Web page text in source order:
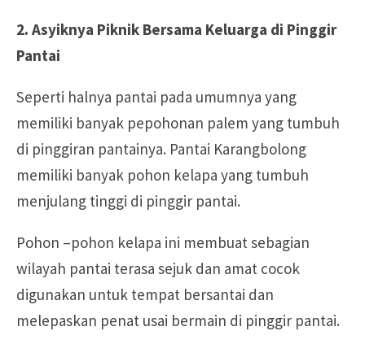
2. Asyiknya Piknik Bersama Keluarga di Pinggir
Pantai
Seperti halnya pantai pada umumnya yang
memiliki banyak pepohonan palem yang tumbuh
di pinggiran pantainya. Pantai Karangbolong
memiliki banyak pohon kelapa yang tumbuh
menjulang tinggi di pinggir pantai.
Pohon –pohon kelapa ini membuat sebagian
wilayah pantai terasa sejuk dan amat cocok
digunakan untuk tempat bersantai dan
melepaskan penat usai bermain di pinggir pantai.